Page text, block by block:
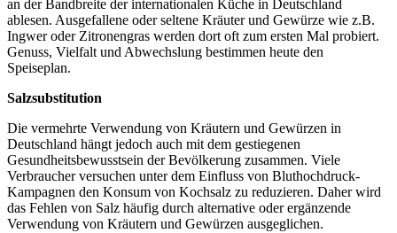
an der Bandbreite der internationalen Küche in Deutschland
ablesen. Ausgefallene oder seltene Kräuter und Gewürze wie z.B.
Ingwer oder Zitronengras werden dort oft zum ersten Mal probiert.
Genuss, Vielfalt und Abwechslung bestimmen heute den
Speiseplan.
Salzsubstitution
Die vermehrte Verwendung von Kräutern und Gewürzen in
Deutschland hängt jedoch auch mit dem gestiegenen
Gesundheitsbewusstsein der Bevölkerung zusammen. Viele
Verbraucher versuchen unter dem Einfluss von Bluthochdruck-
Kampagnen den Konsum von Kochsalz zu reduzieren. Daher wird
das Fehlen von Salz häufig durch alternative oder ergänzende
Verwendung von Kräutern und Gewürzen ausgeglichen.